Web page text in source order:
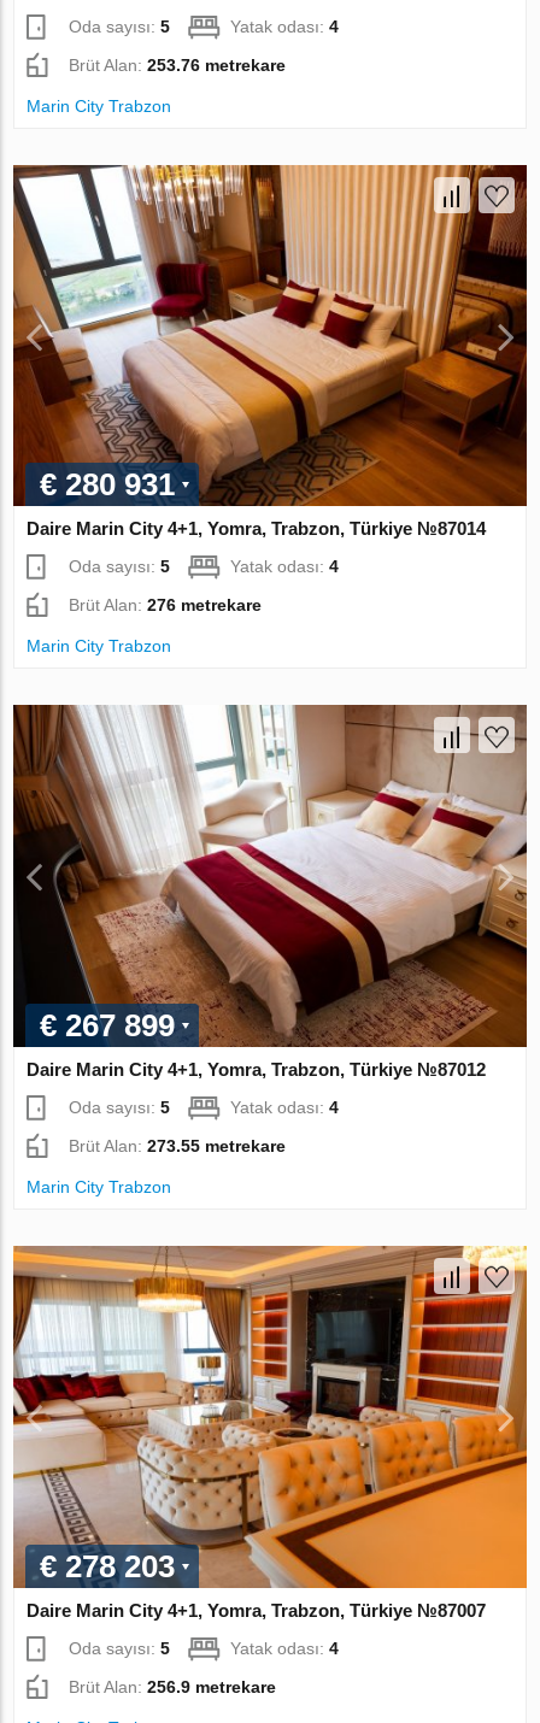
Oda sayısı:5 Yatak odası:4
Brüt Alan:253.76 metrekare
Marin City Trabzon
€ 280 931
Daire Marin City 4+1, Yomra, Trabzon, Türkiye №87014
Oda sayısı:5 Yatak odası:4
Brüt Alan:276 metrekare
Marin City Trabzon
€ 267 899
Daire Marin City 4+1, Yomra, Trabzon, Türkiye №87012
Oda sayısı:5 Yatak odası:4
Brüt Alan:273.55 metrekare
Marin City Trabzon
€ 278 203
Daire Marin City 4+1, Yomra, Trabzon, Türkiye №87007
Oda sayısı:5 Yatak odası:4
Brüt Alan:256.9 metrekare